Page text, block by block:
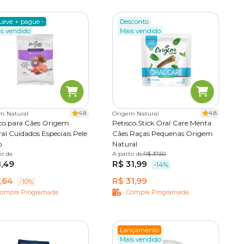
Leve + pague -
vendido
Natural 4.8
para Cães Origem
Cuidados Especiais Pele
250 g
de
-10%
Programada
Desconto
Mais vendido
Origem Natural 4.8
Petisco Stick Oral Care Menta
Cães Raças Pequenas Origem
Natural
3 unidades
8 unidades
30 unidades
A partir deR$ 37,50
R$ 31,99 -14%
R$ 31,99
Compra Programada
Lançamento
Mais vendido